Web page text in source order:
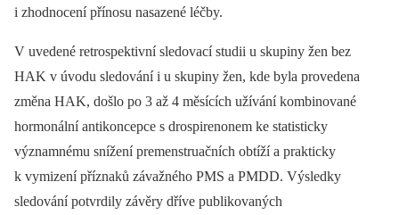
i zhodnocení přínosu nasazené léčby.
V uvedené retrospektivní sledovací studii u skupiny žen bez
HAK v úvodu sledování i u skupiny žen, kde byla provedena
změna HAK, došlo po 3 až 4 měsících užívání kombinované
hormonální antikoncepce s drospirenonem ke statisticky
významnému snížení premenstruačních obtíží a prakticky
k vymizení příznaků závažného PMS a PMDD. Výsledky
sledování potvrdily závěry dříve publikovaných